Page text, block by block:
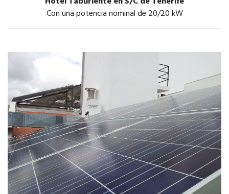
Con una potencia nominal de 20/20 kW